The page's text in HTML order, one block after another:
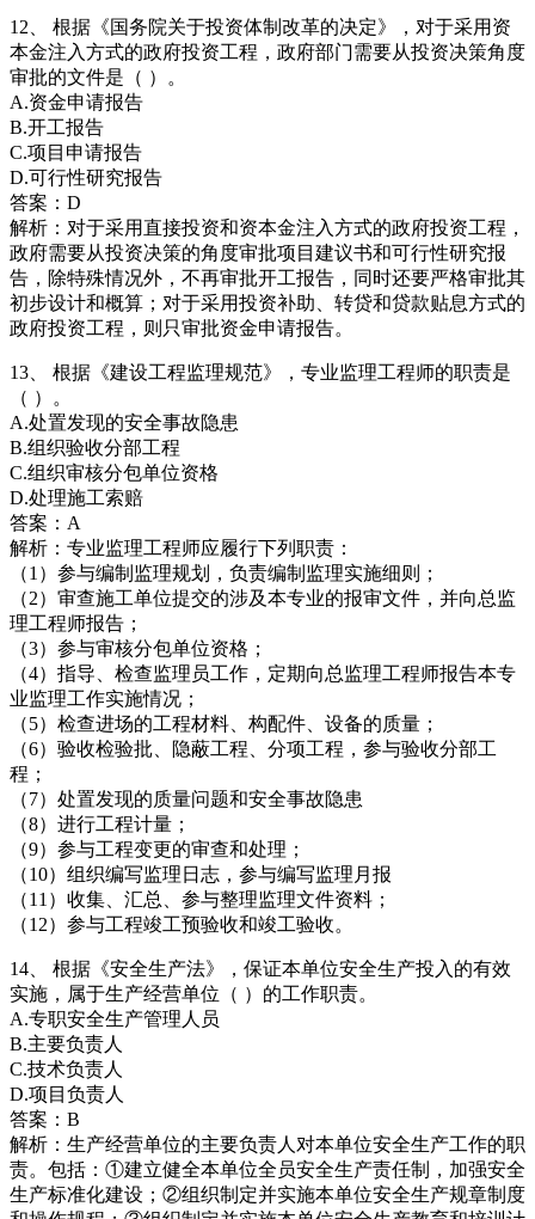
12、 根据《国务院关于投资体制改革的决定》，对于采用资
本金注入方式的政府投资工程，政府部门需要从投资决策角度
审批的文件是（ ）。
A.资金申请报告
B.开工报告
C.项目申请报告
D.可行性研究报告
答案：D
解析：对于采用直接投资和资本金注入方式的政府投资工程，
政府需要从投资决策的角度审批项目建议书和可行性研究报
告，除特殊情况外，不再审批开工报告，同时还要严格审批其
初步设计和概算；对于采用投资补助、转贷和贷款贴息方式的
政府投资工程，则只审批资金申请报告。
13、 根据《建设工程监理规范》，专业监理工程师的职责是
（ ）。
A.处置发现的安全事故隐患
B.组织验收分部工程
C.组织审核分包单位资格
D.处理施工索赔
答案：A
解析：专业监理工程师应履行下列职责：
（1）参与编制监理规划，负责编制监理实施细则；
（2）审查施工单位提交的涉及本专业的报审文件，并向总监
理工程师报告；
（3）参与审核分包单位资格；
（4）指导、检查监理员工作，定期向总监理工程师报告本专
业监理工作实施情况；
（5）检查进场的工程材料、构配件、设备的质量；
（6）验收检验批、隐蔽工程、分项工程，参与验收分部工
程；
（7）处置发现的质量问题和安全事故隐患
（8）进行工程计量；
（9）参与工程变更的审查和处理；
（10）组织编写监理日志，参与编写监理月报
（11）收集、汇总、参与整理监理文件资料；
（12）参与工程竣工预验收和竣工验收。
14、 根据《安全生产法》，保证本单位安全生产投入的有效
实施，属于生产经营单位（ ）的工作职责。
A.专职安全生产管理人员
B.主要负责人
C.技术负责人
D.项目负责人
答案：B
解析：生产经营单位的主要负责人对本单位安全生产工作的职
责。包括：①建立健全本单位全员安全生产责任制，加强安全
生产标准化建设；②组织制定并实施本单位安全生产规章制度